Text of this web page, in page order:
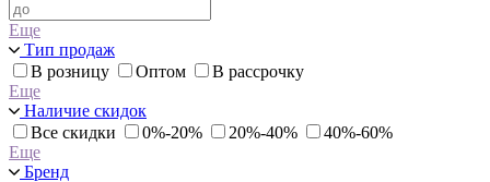
Еще
Тип продаж
В розницу
Оптом
В рассрочку
Еще
Наличие скидок
Все скидки
0%-20% 20%-40%
40%-60%
Еще
Бренд